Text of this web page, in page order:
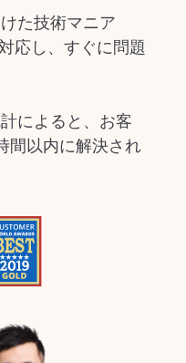
た技術マニア
応し、すぐに問題
によると、お客
間以内に解決され